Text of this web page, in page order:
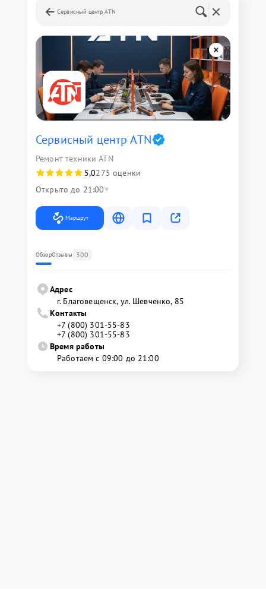
Сервисный центр ATN
Сервисный центр ATN
Ремонт техники ATN
5,0275 оценки
Открыто до 21:00
Маршрут
ОбзорОтзывы 300
Адрес
г. Благовещенск, ул. Шевченко, 85
Контакты
+7 (800) 301-55-83
+7 (800) 301-55-83
Время работы
Работаем с 09:00 до 21:00